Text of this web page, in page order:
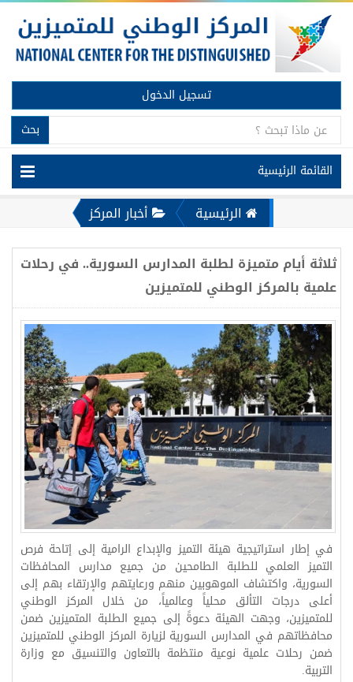
تسجيل الدخول
بحث
القائمة الرئيسية
الرئيسية أخبار المركز
ثلاثة أيام متميزة لطلبة المدارس السورية.. في رحلات
علمية بالمركز الوطني للمتميزين
في إطار استراتيجية هيئة التميز والإبداع الرامية إلى إتاحة فرص
التميز العلمي للطلبة الطامحين من جميع مدارس المحافظات
السورية، واكتشاف الموهوبين منهم ورعايتهم والإرتقاء بهم إلى
أعلى درجات التألق محلياً وعالمياً، من خلال المركز الوطني
للمتميزين، وجهت الهيئة دعوةً إلى جميع الطلبة المتميزين ضمن
محافظاتهم في المدارس السورية لزيارة المركز الوطني للمتميزين
ضمن رحلات علمية نوعية منتظمة بالتعاون والتنسيق مع وزارة
التربية.